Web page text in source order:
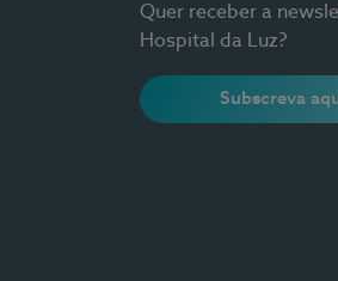
Quer receber a
Hospital da Luz?
Subscreva